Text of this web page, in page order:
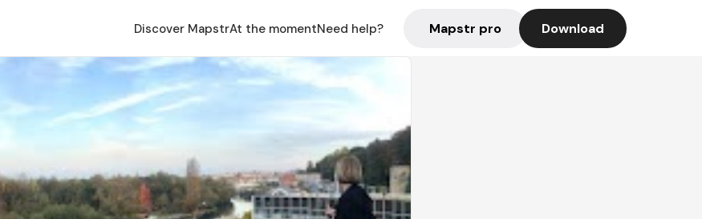
Discover MapstrAt the momentNeed help? Mapstr pro Download